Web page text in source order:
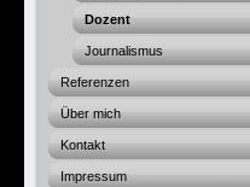
Dozent
Journalismus
Referenzen
Über mich
Kontakt
Impressum